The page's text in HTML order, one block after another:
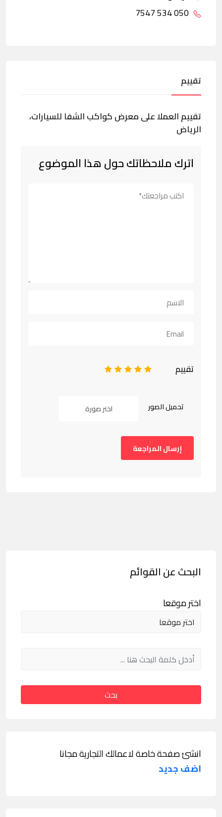
تقييم
تقييم العملا على معرض كواكب الشفا للسيارات،
الرياض
اترك ملاحظاتك حول هذا الموضوع
تقييم 5
4
3
2
تحميل الصور اختر صورة
البحث عن القوائم
اختر موقعا
بحث
انشئ صفحة خاصة لاعمالك التجارية مجانا
اضف جديد